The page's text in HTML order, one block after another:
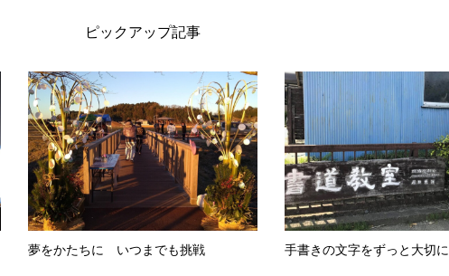
ピックアップ記事
夢をかたちに いつまでも挑戦 手書きの文字をずっと大切に